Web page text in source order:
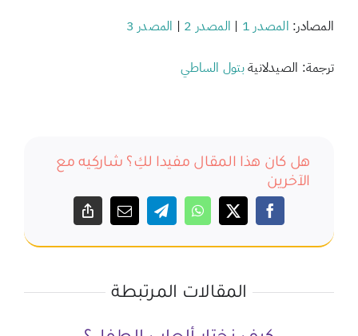
المصادر: المصدر 1 | المصدر 2 | المصدر 3
ترجمة: الصيدلانيةبتول الساطي
هل كان هذا المقال مفيدا لكِ؟ شاركِيه مع
الآخرين
المقالات المرتبطة